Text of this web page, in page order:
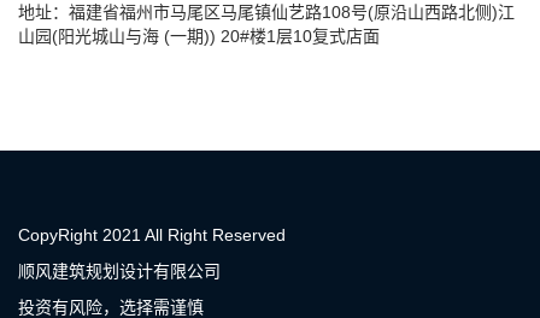
地址：福建省福州市马尾区马尾镇仙艺路108号(原沿山西路北侧)江
山园(阳光城山与海 (一期)) 20#楼1层10复式店面
CopyRight 2021 All Right Reserved
顺风建筑规划设计有限公司
投资有风险，选择需谨慎